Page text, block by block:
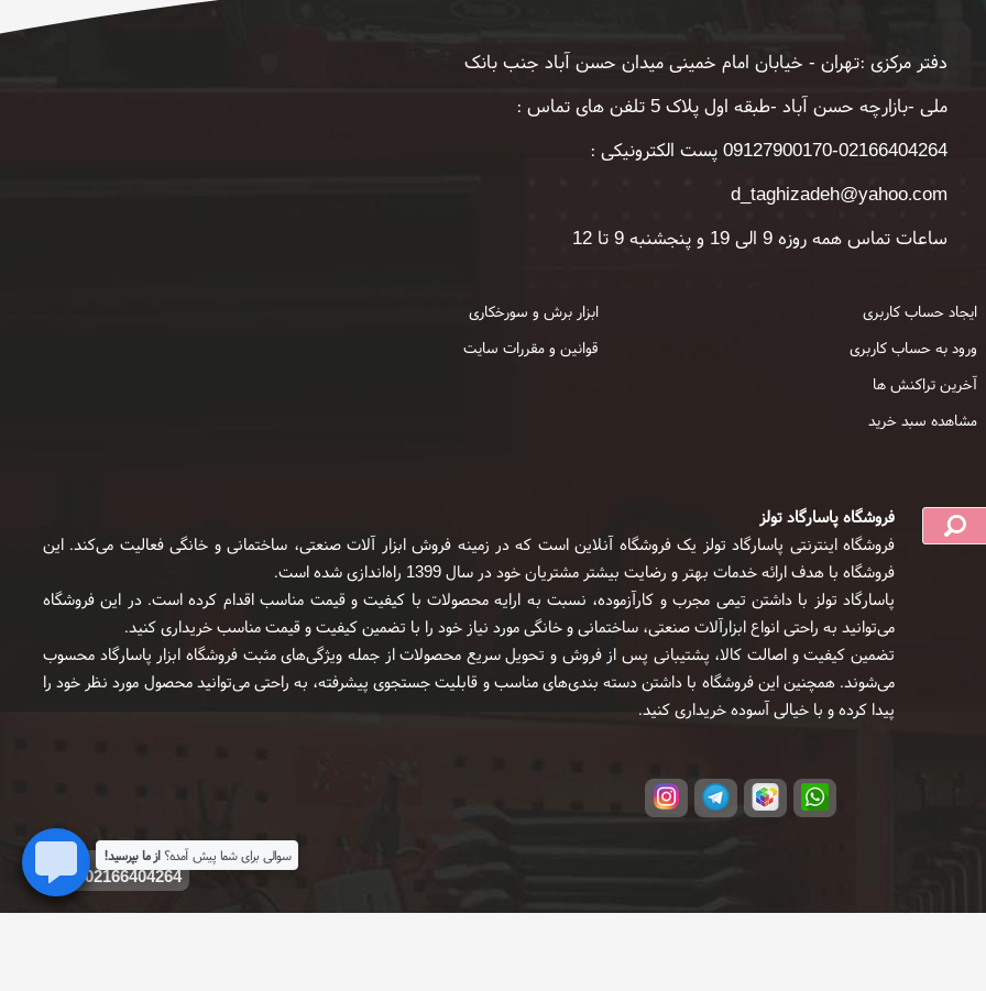
دفتر مرکزی :تهران - خیابان امام خمینی میدان حسن آباد جنب بانک
ملی -بازارچه حسن آباد -طبقه اول پلاک 5 تلفن های تماس :
02166404264-09127900170 پست الکترونیکی :
d_taghizadeh@yahoo.com
ساعات تماس همه روزه 9 الی 19 و پنجشنبه 9 تا 12
ایجاد حساب کاربری
ورود به حساب کاربری
آخرین تراکنش ها
مشاهده سبد خرید
ابزار برش و سورخکاری
قوانین و مقررات سایت
فروشگاه پاسارگاد تولز
فروشگاه اینترنتی پاسارگاد تولز یک فروشگاه آنلاین است که در زمینه فروش ابزار آلات صنعتی، ساختمانی و خانگی فعالیت می‌کند. این
فروشگاه با هدف ارائه خدمات بهتر و رضایت بیشتر مشتریان خود در سال 1399 راه‌اندازی شده است.
پاسارگاد تولز با داشتن تیمی مجرب و کارآزموده، نسبت به ارایه محصولات با کیفیت و قیمت مناسب اقدام کرده است. در این فروشگاه
می‌توانید به راحتی انواع ابزارآلات صنعتی، ساختمانی و خانگی مورد نیاز خود را با تضمین کیفیت و قیمت مناسب خریداری کنید.
تضمین کیفیت و اصالت کالا، پشتیبانی پس از فروش و تحویل سریع محصولات از جمله ویژگی‌های مثبت فروشگاه ابزار پاسارگاد محسوب
می‌شوند. همچنین این فروشگاه با داشتن دسته بندی‌های مناسب و قابلیت جستجوی پیشرفته، به راحتی می‌توانید محصول مورد نظر خود را
پیدا کرده و با خیالی آسوده خریداری کنید.
02166404264
سوالی برای شما پیش آمده؟ از ما بپرسید!